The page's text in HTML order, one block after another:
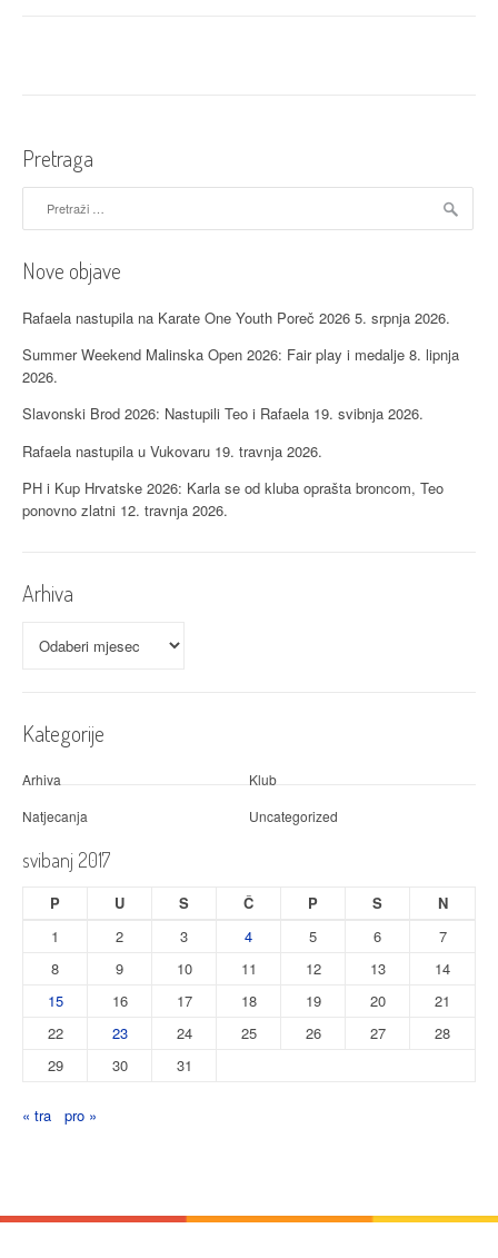
a
c
i
j
a
o
b
j
a
v
Pretraga
Nove objave
Rafaela nastupila na Karate One Youth Poreč 2026 5. srpnja 2026.
Summer Weekend Malinska Open 2026: Fair play i medalje 8. lipnja
2026.
Slavonski Brod 2026: Nastupili Teo i Rafaela 19. svibnja 2026.
Rafaela nastupila u Vukovaru 19. travnja 2026.
PH i Kup Hrvatske 2026: Karla se od kluba oprašta broncom, Teo
ponovno zlatni 12. travnja 2026.
Arhiva
Kategorije
Arhiva
Klub
Natjecanja
Uncategorized
svibanj 2017
P U S Č P S
N
1
2 3 4 5 6
7
8
9 10 11 12 13
14
15
16 17 18 19 20
21
22
23 24 25 26 27
28
29
30 31
« tra pro »